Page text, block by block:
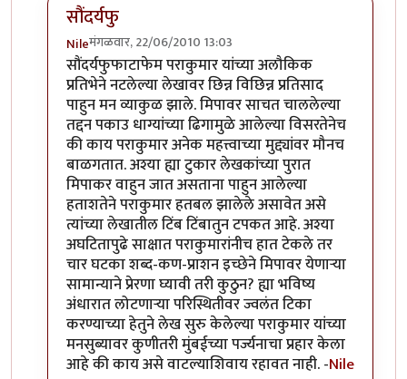
सौंदर्यफु
Nileमंगळवार, 22/06/2010 13:03
In reply toवाह!byसहज
सौंदर्यफुफाटाफेम पराकुमार यांच्या अलौकिक
प्रतिभेने नटलेल्या लेखावर छिन्न विछिन्न प्रतिसाद
पाहुन मन व्याकुळ झाले. मिपावर साचत चाललेल्या
तद्दन पकाउ धाग्यांच्या ढिगामुळे आलेल्या विसरतेनेच
की काय पराकुमार अनेक महत्त्वाच्या मुद्द्यांवर मौनच
बाळगतात. अश्या ह्या टुकार लेखकांच्या पुरात
मिपाकर वाहुन जात असताना पाहुन आलेल्या
हताशतेने पराकुमार हतबल झालेले असावेत असे
त्यांच्या लेखातील टिंब टिंबातुन टपकत आहे. अश्या
अघटितापुढे साक्षात पराकुमारांनीच हात टेकले तर
चार घटका शब्द-कण-प्राशन इच्छेने मिपावर येणार्‍या
सामान्याने प्रेरणा घ्यावी तरी कुठुन? ह्या भविष्य
अंधारात लोटणार्‍या परिस्थितीवर ज्वलंत टिका
करण्याच्या हेतुने लेख सुरु केलेल्या पराकुमार यांच्या
मनसुब्यावर कुणीतरी मुंबईच्या पर्ज्यनाचा प्रहार केला
आहे की काय असे वाटल्याशिवाय रहावत नाही. -Nile